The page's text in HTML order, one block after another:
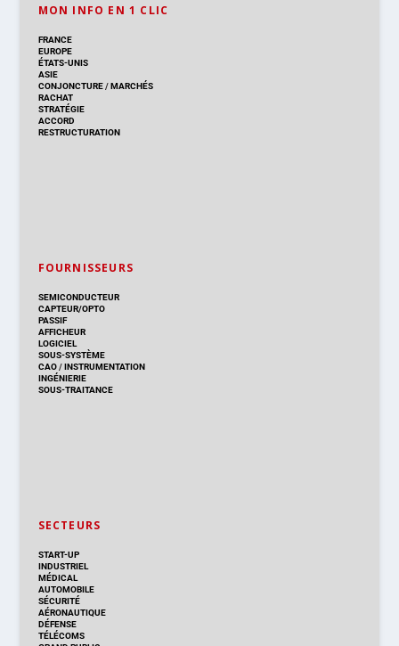
MON INFO EN 1 CLIC
FRANCE
EUROPE
ÉTATS-UNIS
ASIE
CONJONCTURE/ MARCHÉS
RACHAT
STRATÉGIE
ACCORD
RESTRUCTURATION
FOURNISSEURS
SEMICONDUCTEUR
CAPTEUR/OPTO
PASSIF
AFFICHEUR
LOGICIEL
SOUS-SYSTÈME
CAO/INSTRUMENTATION
INGÉNIERIE
SOUS-TRAITANCE
SECTEURS
START-UP
INDUSTRIEL
MÉDICAL
AUTOMOBILE
SÉCURITÉ
AÉRONAUTIQUE
DÉFENSE
TÉLÉCOMS